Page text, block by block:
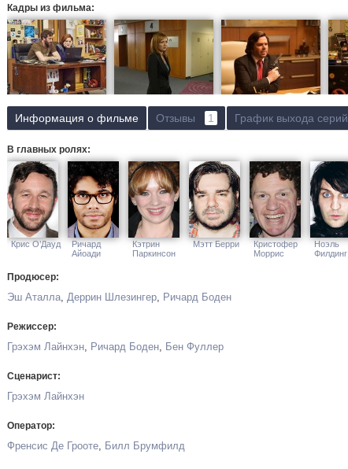
Кадры из фильма:
Информация о фильме Отзывы 1 График выхода серий
В главных ролях:
Крис О’Дауд
Ричард
Айоади
Кэтрин
Паркинсон
Мэтт Берри
Кристофер
Моррис
Ноэль
Филдинг
Продюсер:
Эш Аталла, Деррин Шлезингер, Ричард Боден
Режиссер:
Грэхэм Лайнхэн, Ричард Боден, Бен Фуллер
Сценарист:
Грэхэм Лайнхэн
Оператор:
Френсис Де Грооте, Билл Брумфилд